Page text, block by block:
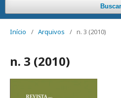
Buscar
Início / Arquivos / n. 3 (2010)
n. 3 (2010)